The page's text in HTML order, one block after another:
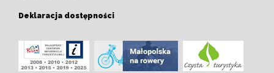
Deklaracja dostępności